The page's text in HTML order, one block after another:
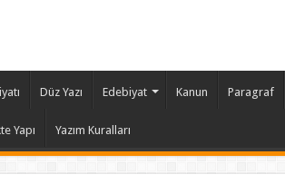
Düz Yazı Edebiyat Kanun Paragraf
Yapı Yazım Kuralları